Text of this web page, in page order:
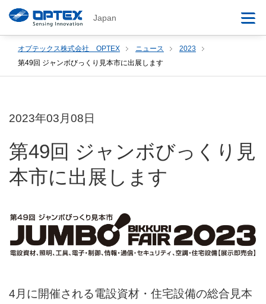
Japan
オプテックス株式会社 OPTEX ニュース
2023
第49回 ジャンボびっくり見本市に出展します
2023年03月08日
第49回 ジャンボびっくり見
本市に出展します
4月に開催される電設資材・住宅設備の総合見本